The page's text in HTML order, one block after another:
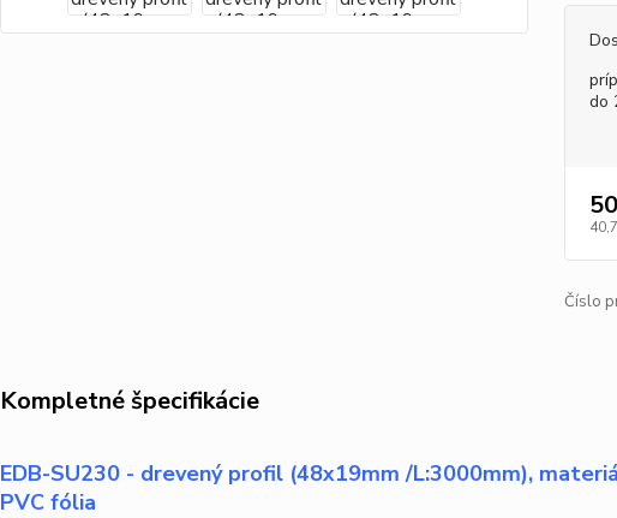
do
Číslo
Kompletné špecifikácie
EDB-SU230 - drevený profil (48x19mm /L:3000mm),
PVC fólia